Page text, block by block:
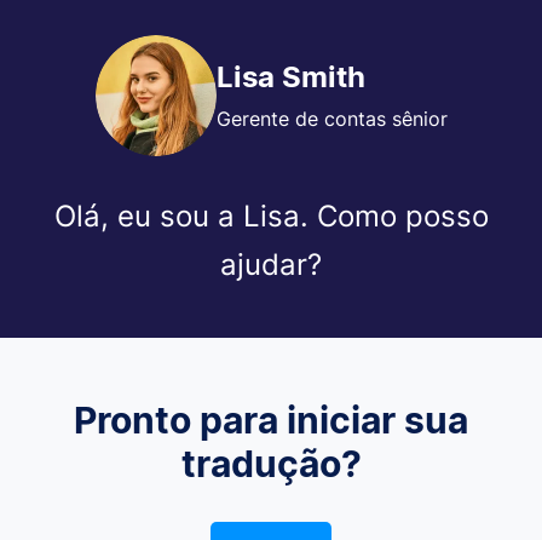
Lisa Smith
Gerente de contas sênior
Olá, eu sou a Lisa. Como posso
ajudar?
Pronto para iniciar sua
tradução?